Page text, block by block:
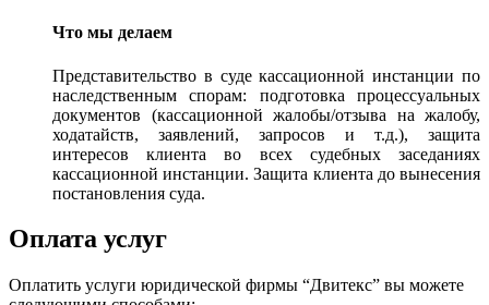
Что мы делаем
Представительство в суде кассационной инстанции по
наследственным спорам: подготовка процессуальных
документов (кассационной жалобы/отзыва на жалобу,
ходатайств, заявлений, запросов и т.д.), защита
интересов клиента во всех судебных заседаниях
кассационной инстанции. Защита клиента до вынесения
постановления суда.
Оплата услуг
Оплатить услуги юридической фирмы “Двитекс” вы можете